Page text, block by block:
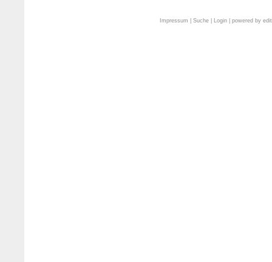
Impressum Suche Login | powered by